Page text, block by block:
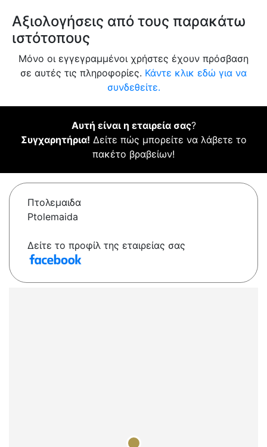
Αξιολογήσεις από τους παρακάτω
ιστότοπους
Μόνο οι εγγεγραμμένοι χρήστες έχουν πρόσβαση
σε αυτές τις πληροφορίες. Κάντε κλικ εδώ για να
συνδεθείτε.
Αυτή είναι η εταιρεία σας?
Συγχαρητήρια! Δείτε πώς μπορείτε να λάβετε το
πακέτο βραβείων!
Πτολεμαιδα
Ptolemaida
Δείτε το προφίλ της εταιρείας σας